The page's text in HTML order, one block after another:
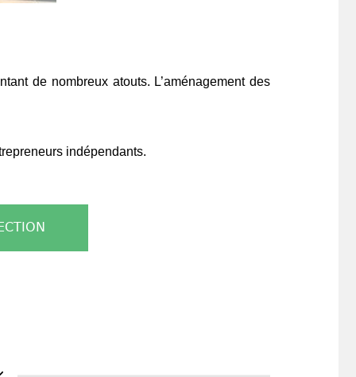
de nombreux atouts. L’aménagement des
indépendants.